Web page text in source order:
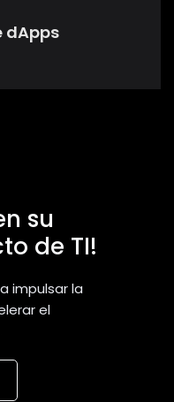
dApps
su
de TI!
impulsar la
el